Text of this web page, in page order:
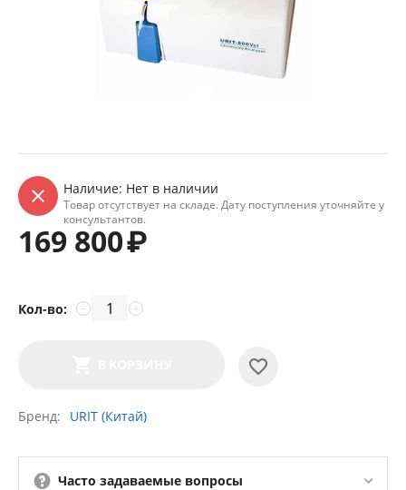
Наличие: Нет в наличии
Товар отсутствует на складе. Дату поступления уточняйте у
консультантов.
169 800₽
Кол-во: +
−
Бренд URIT (Китай)
Часто задаваемые вопросы